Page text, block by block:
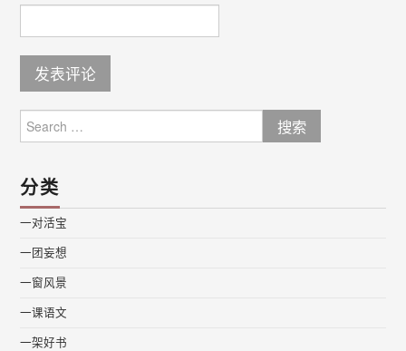
for:
分类
一对活宝
一团妄想
一窗风景
一课语文
一架好书